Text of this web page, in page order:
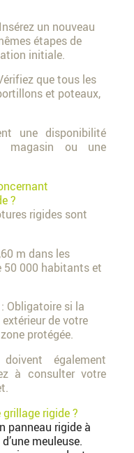
un nouveau
étapes de
initiale.
que tous les
et poteaux,
une disponibilité
magasin ou une
?
rigides sont
m dans les
50 000 habitants et
si la
de votre
protégée.
également
à consulter votre
rigide ?
panneau rigide à
meuleuse.